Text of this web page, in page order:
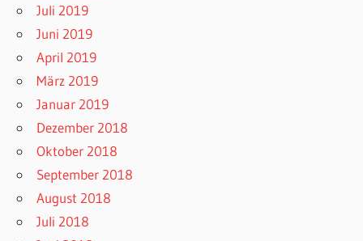
Juli 2019
Juni 2019
April 2019
März 2019
Januar 2019
Dezember 2018
Oktober 2018
September 2018
August 2018
Juli 2018